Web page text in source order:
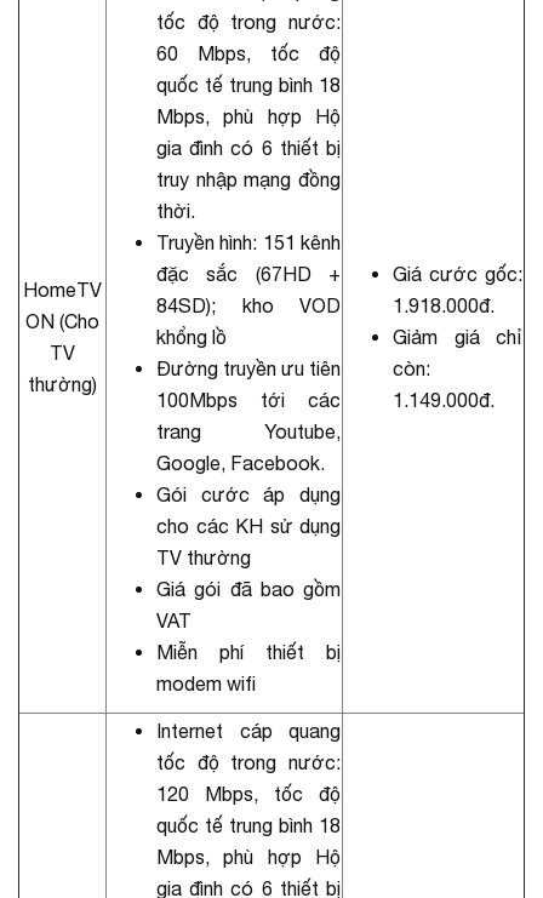
HomeTV
ON (Cho
TV
thường)
tốc độ trong nước:
60 Mbps, tốc độ
quốc tế trung bình 18
Mbps, phù hợp Hộ
gia đình có 6 thiết bị
truy nhập mạng đồng
thời.
Truyền hình: 151 kênh
đặc sắc (67HD +
84SD); kho VOD
khổng lồ
Đường truyền ưu tiên
100Mbps tới các
trang Youtube,
Google, Facebook.
Gói cước áp dụng
cho các KH sử dụng
TV thường
Giá gói đã bao gồm
VAT
Miễn phí thiết bị
modem wifi
Giá cước gốc:
1.918.000đ.
Giảm giá chỉ
còn:
1.149.000đ.
Internet cáp quang
tốc độ trong nước:
120 Mbps, tốc độ
quốc tế trung bình 18
Mbps, phù hợp Hộ
gia đình có 6 thiết bị